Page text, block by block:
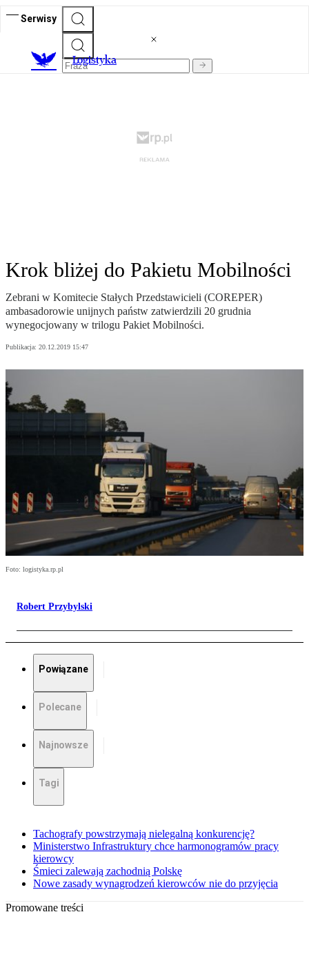
Serwisy
Logistyka
Krok bliżej do Pakietu Mobilności
Zebrani w Komitecie Stałych Przedstawicieli (COREPER)
ambasadorowie unijnych państw zatwierdzili 20 grudnia
wynegocjowany w trilogu Pakiet Mobilności.
Publikacja: 20.12.2019 15:47
Foto: logistyka.rp.pl
Robert Przybylski
Powiązane
Polecane
Najnowsze
Tagi
Tachografy powstrzymają nielegalną konkurencję?
Ministerstwo Infrastruktury chce harmonogramów pracy
kierowcy
Śmieci zalewają zachodnią Polskę
Nowe zasady wynagrodzeń kierowców nie do przyjęcia
Promowane treści